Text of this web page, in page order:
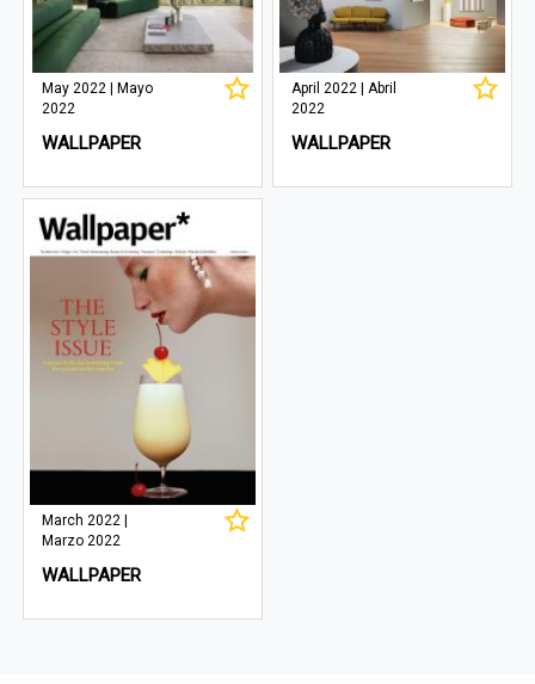
May 2022 | Mayo
2022
WALLPAPER
April 2022 | Abril
2022
WALLPAPER
March 2022 |
Marzo 2022
WALLPAPER